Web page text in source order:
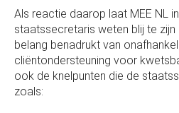
Als reactie daarop laat MEE NL
staatssecretaris weten blij te zijn
belang benadrukt van
cliëntondersteuning voor
ook de knelpunten die de
zoals: